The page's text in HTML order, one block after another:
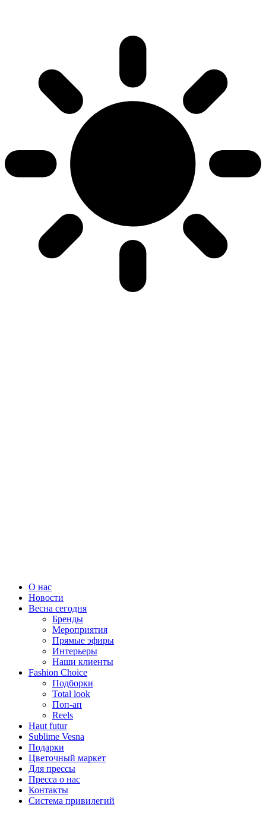
О нас
Новости
Весна сегодня
Бренды
Меро­приятия
Прямые эфиры
Интерьеры
Наши клиенты
Fashion Choice
Подборки
Total look
Поп-ап
Reels
Haut futur
Sublime Vesna
Подарки
Цветочный маркет
Для прессы
Пресса о нас
Контакты
Система привилегий